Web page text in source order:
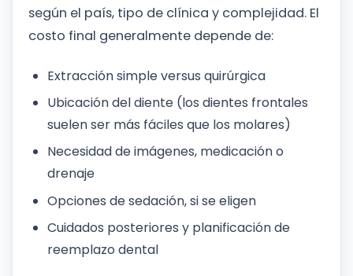
según el país, tipo de clínica y complejidad. El
costo final generalmente depende de:
Extracción simple versus quirúrgica
Ubicación del diente (los dientes frontales
suelen ser más fáciles que los molares)
Necesidad de imágenes, medicación o
drenaje
Opciones de sedación, si se eligen
Cuidados posteriores y planificación de
reemplazo dental